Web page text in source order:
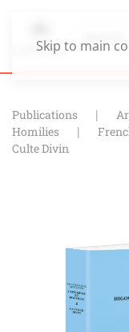
Skip to main
Publications
Homilies
Culte Divin